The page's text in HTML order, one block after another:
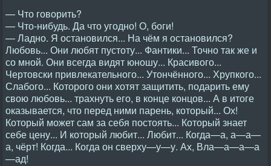
— Что говорить?
— Что-нибудь. Да что угодно! О, боги!
— Ладно. Я остановился... На чём я остановился?
Любовь... Они любят пустоту... Фантики... Точно так же и
со мной. Они всегда видят юношу... Красивого...
Чертовски привлекательного... Утончённого... Хрупкого...
Слабого... Которого они хотят защитить, подарить ему
свою любовь... трахнуть его, в конце концов... А в итоге
оказывается, что перед ними парень, который... Ох!
Который может сам за себя постоять... Который знает
себе цену... И который любит... Любит... Когда—а, а—а—
а, чёрт! Когда... Когда он сверху—у—у. Ах, Вла—а—а—а
—ад!